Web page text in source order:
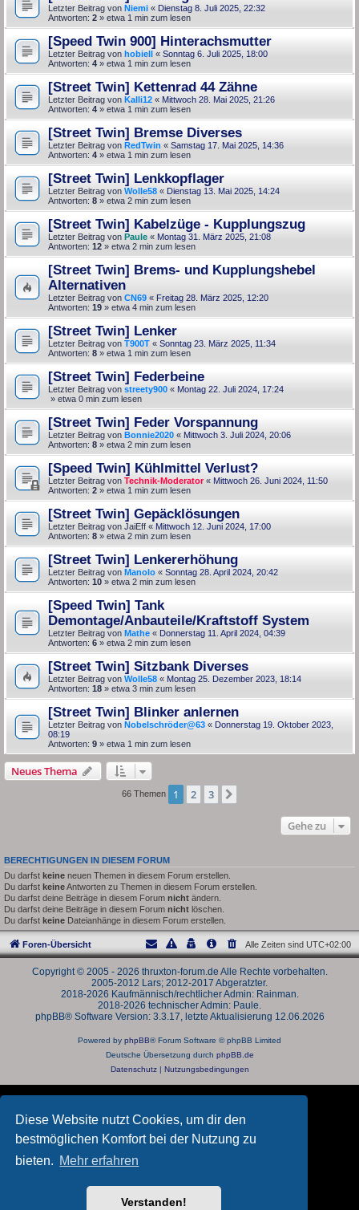
Diese Website nutzt Cookies, um dir den
bestmöglichen Komfort bei der Nutzung zu
bieten. Mehr erfahren
Verstanden!
Letzter Beitrag von Niemi « Dienstag 8. Juli 2025, 22:32
Antworten: 2 » etwa 1 min zum lesen
[Speed Twin 900] Hinterachsmutter
Letzter Beitrag von hobiell « Sonntag 6. Juli 2025, 18:00
Antworten: 4 » etwa 1 min zum lesen
[Street Twin] Kettenrad 44 Zähne
Letzter Beitrag von Kalli12 « Mittwoch 28. Mai 2025, 21:26
Antworten: 4 » etwa 1 min zum lesen
[Street Twin] Bremse Diverses
Letzter Beitrag von RedTwin « Samstag 17. Mai 2025, 14:36
Antworten: 4 » etwa 1 min zum lesen
[Street Twin] Lenkkopflager
Letzter Beitrag von Wolle58 « Dienstag 13. Mai 2025, 14:24
Antworten: 8 » etwa 2 min zum lesen
[Street Twin] Kabelzüge - Kupplungszug
Letzter Beitrag von Paule « Montag 31. März 2025, 21:08
Antworten: 12 » etwa 2 min zum lesen
[Street Twin] Brems- und Kupplungshebel
Alternativen
Letzter Beitrag von CN69 « Freitag 28. März 2025, 12:20
Antworten: 19 » etwa 4 min zum lesen
[Street Twin] Lenker
Letzter Beitrag von T900T « Sonntag 23. März 2025, 11:34
Antworten: 8 » etwa 1 min zum lesen
[Street Twin] Federbeine
Letzter Beitrag von streety900 « Montag 22. Juli 2024, 17:24
» etwa 0 min zum lesen
[Street Twin] Feder Vorspannung
Letzter Beitrag von Bonnie2020 « Mittwoch 3. Juli 2024, 20:06
Antworten: 8 » etwa 2 min zum lesen
[Speed Twin] Kühlmittel Verlust?
Letzter Beitrag von Technik-Moderator« Mittwoch 26. Juni 2024, 11:50
Antworten: 2 » etwa 1 min zum lesen
[Street Twin] Gepäcklösungen
Letzter Beitrag von JaiEff « Mittwoch 12. Juni 2024, 17:00
Antworten: 8 » etwa 2 min zum lesen
[Street Twin] Lenkererhöhung
Letzter Beitrag von Manolo « Sonntag 28. April 2024, 20:42
Antworten: 10 » etwa 2 min zum lesen
[Speed Twin] Tank
Demontage/Anbauteile/Kraftstoff System
Letzter Beitrag von Mathe « Donnerstag 11. April 2024, 04:39
Antworten: 6 » etwa 2 min zum lesen
[Street Twin] Sitzbank Diverses
Letzter Beitrag von Wolle58 « Montag 25. Dezember 2023, 18:14
Antworten: 18 » etwa 3 min zum lesen
[Street Twin] Blinker anlernen
Letzter Beitrag von Nobelschröder@63 « Donnerstag 19. Oktober 2023,
08:19
Antworten: 9 » etwa 1 min zum lesen
Neues Thema
66 Themen 1 2 3
Gehe zu
BERECHTIGUNGEN IN DIESEM FORUM
Du darfst keine neuen Themen in diesem Forum erstellen.
Du darfst keineAntworten zu Themen in diesem Forum erstellen.
Du darfst deine Beiträge in diesem Forum nicht ändern.
Du darfst deine Beiträge in diesem Forum nicht löschen.
Du darfst keine Dateianhänge in diesem Forum erstellen.
Foren-Übersicht Alle Zeiten sind UTC+02:00
Copyright © 2005 - 2026 thruxton-forum.de Alle Rechte vorbehalten.
2005-2012 Lars; 2012-2017 Abgeratzter.
2018-2026 Kaufmännisch/rechtlicher Admin: Rainman.
2018-2026 technischer Admin: Paule.
phpBB® Software Version: 3.3.17, letzte Aktualisierung 12.06.2026
Powered by phpBB® Forum Software © phpBB Limited
Deutsche Übersetzung durch phpBB.de
Datenschutz| Nutzungsbedingungen